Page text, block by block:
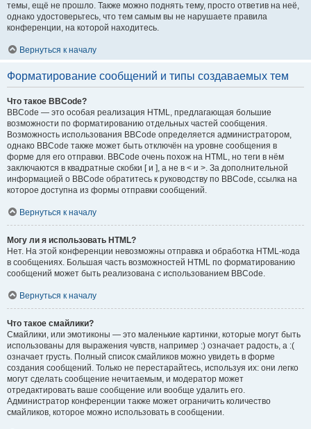
темы, ещё не прошло. Также можно поднять тему, просто ответив на неё,
однако удостоверьтесь, что тем самым вы не нарушаете правила
конференции, на которой находитесь.
Вернуться к началу
Форматирование сообщений и типы создаваемых тем
Что такое BBCode?
BBCode — это особая реализация HTML, предлагающая большие
возможности по форматированию отдельных частей сообщения.
Возможность использования BBCode определяется администратором,
однако BBCode также может быть отключён на уровне сообщения в
форме для его отправки. BBCode очень похож на HTML, но теги в нём
заключаются в квадратные скобки [ и ], а не в < и >. За дополнительной
информацией о BBCode обратитесь к руководству по BBCode, ссылка на
которое доступна из формы отправки сообщений.
Вернуться к началу
Могу ли я использовать HTML?
Нет. На этой конференции невозможны отправка и обработка HTML-кода
в сообщениях. Большая часть возможностей HTML по форматированию
сообщений может быть реализована с использованием BBCode.
Вернуться к началу
Что такое смайлики?
Смайлики, или эмотиконы — это маленькие картинки, которые могут быть
использованы для выражения чувств, например :) означает радость, а :(
означает грусть. Полный список смайликов можно увидеть в форме
создания сообщений. Только не перестарайтесь, используя их: они легко
могут сделать сообщение нечитаемым, и модератор может
отредактировать ваше сообщение или вообще удалить его.
Администратор конференции также может ограничить количество
смайликов, которое можно использовать в сообщении.